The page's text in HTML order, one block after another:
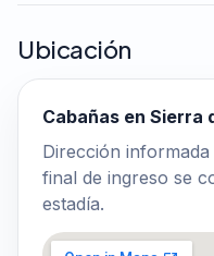
Ubicación
Cabañas en Sierra
Dirección
final de ingreso se
estadía.